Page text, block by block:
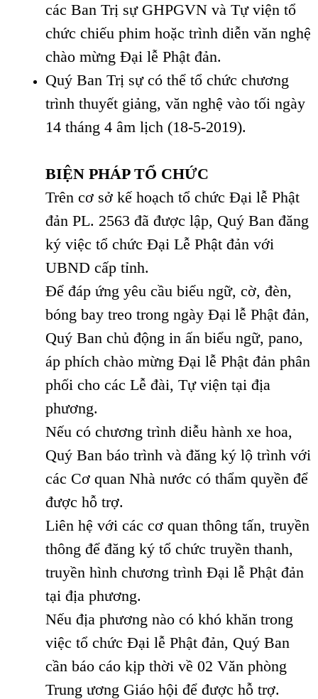
các Ban Trị sự GHPGVN và Tự viện tổ
chức chiếu phim hoặc trình diễn văn nghệ
chào mừng Đại lễ Phật đản.
Quý Ban Trị sự có thể tổ chức chương
trình thuyết giảng, văn nghệ vào tối ngày
14 tháng 4 âm lịch (18-5-2019).
BIỆN PHÁP TỔ CHỨC
Trên cơ sở kế hoạch tổ chức Đại lễ Phật
đản PL. 2563 đã được lập, Quý Ban đăng
ký việc tổ chức Đại Lễ Phật đản với
UBND cấp tỉnh.
Để đáp ứng yêu cầu biểu ngữ, cờ, đèn,
bóng bay treo trong ngày Đại lễ Phật đản,
Quý Ban chủ động in ấn biểu ngữ, pano,
áp phích chào mừng Đại lễ Phật đản phân
phối cho các Lễ đài, Tự viện tại địa
phương.
Nếu có chương trình diễu hành xe hoa,
Quý Ban báo trình và đăng ký lộ trình với
các Cơ quan Nhà nước có thẩm quyền để
được hỗ trợ.
Liên hệ với các cơ quan thông tấn, truyền
thông để đăng ký tổ chức truyền thanh,
truyền hình chương trình Đại lễ Phật đản
tại địa phương.
Nếu địa phương nào có khó khăn trong
việc tổ chức Đại lễ Phật đản, Quý Ban
cần báo cáo kịp thời về 02 Văn phòng
Trung ương Giáo hội để được hỗ trợ.